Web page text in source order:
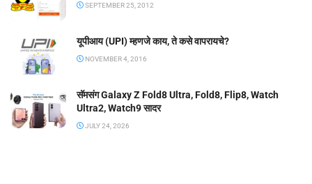
SEPTEMBER 25, 2012
यूपीआय (UPI) म्हणजे काय, ते कसे वापरायचे?
NOVEMBER 4, 2016
सॅमसंग Galaxy Z Fold8 Ultra, Fold8, Flip8, Watch
Ultra2, Watch9 सादर
JULY 24, 2026